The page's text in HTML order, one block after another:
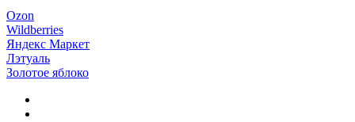
Ozon
Wildberries
Яндекс Маркет
Лэтуаль
Золотое яблоко